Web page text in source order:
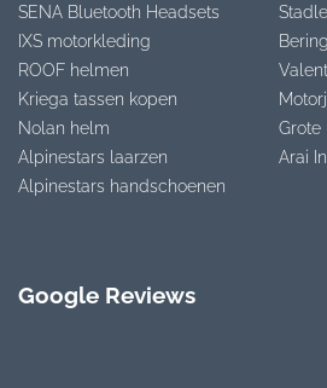
SENA Bluetooth Headsets
IXS motorkleding
ROOF helmen
Kriega tassen kopen
Nolan helm
Alpinestars laarzen
Alpinestars handschoenen
Grote
Arai
Google Reviews